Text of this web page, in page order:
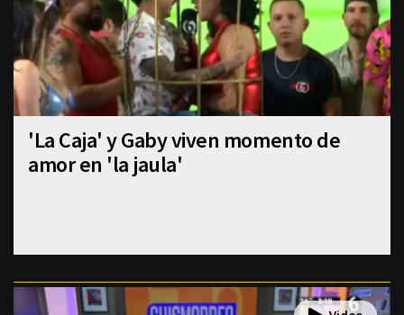
'La Caja' y Gaby viven momento de
amor en 'la jaula'